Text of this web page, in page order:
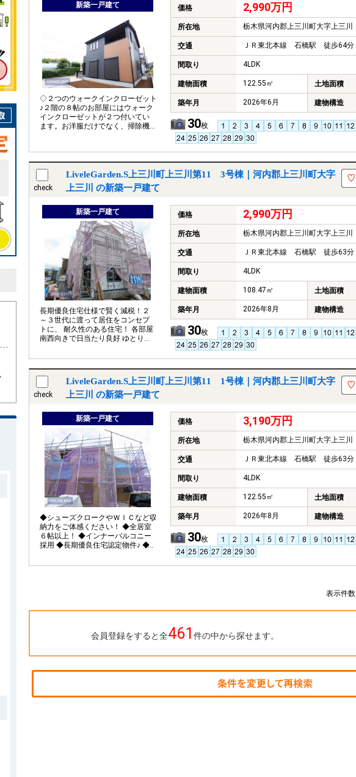
新築一戸建て
◇２つのウォークインクローゼット
♪２階の８帖のお部屋にはウォーク
インクローゼットが２つ付いてい
ます。お洋服だけでなく、掃除機
コニーはご家族全員分の洗濯物が
干せます♪また、南道路により日当
たり良好で洗濯物にしっかり日光
が当たるのは早乾きにも繋がりま
す。 ◇使い勝手の良い和室♪リビン
客間としても使えます。
価格 2,990万円
所在地 栃木県河内郡上三川町大字上三川
交通 ＪＲ東北本線 石橋駅 徒歩64分
間取り 4LDK
建物面積 122.55㎡ 土地面積
築年月 2026年6月 建物構造
30枚
check
LiveleGarden.S上三川町上三川第11 3号棟｜河内郡上三川町大字
上三川 の新築一戸建て
新築一戸建て
長期優良住宅仕様で賢く減税！２
～３世代に渡って居住をコンセプ
トに、 耐久性のある住宅！ 各部屋
南西向きで日当たり良好 ゆとりあ
も徒歩圏、お買い物施設近々 ＬＤ
価格 2,990万円
所在地 栃木県河内郡上三川町大字上三川
交通 ＪＲ東北本線 石橋駅 徒歩63分
間取り 4LDK
建物面積 108.47㎡ 土地面積
築年月 2026年8月 建物構造
30枚
check
LiveleGarden.S上三川町上三川第11 1号棟｜河内郡上三川町大字
上三川 の新築一戸建て
新築一戸建て
◆シューズクロークやＷＩＣなど収
納力をご体感ください！ ◆全居室
６帖以上！ ◆インナーバルコニー
採用 ◆長期優良住宅認定物件♪ ◆住
いします。
価格 3,190万円
所在地 栃木県河内郡上三川町大字上三川
交通 ＪＲ東北本線 石橋駅 徒歩63分
間取り 4LDK
建物面積 122.55㎡ 土地面積
築年月 2026年8月 建物構造
30枚
表示件数
会員登録をすると全461 件の中から探せます。